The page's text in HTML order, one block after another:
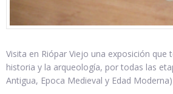
Visita en Riópar Viejo una exposición que
historia y la arqueología, por todas las
Antigua, Epoca Medieval y Edad